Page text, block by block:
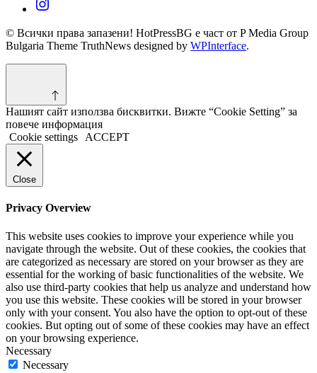
© Всички права запазени! HotPressBG е част от P Media Group
Bulgaria Theme TruthNews designed by WPInterface.
Нашият сайт използва бисквитки. Вижте “Cookie Setting” за
повече информация
Cookie settings
ACCEPT
Close
Privacy Overview
This website uses cookies to improve your experience while you
navigate through the website. Out of these cookies, the cookies that
are categorized as necessary are stored on your browser as they are
essential for the working of basic functionalities of the website. We
also use third-party cookies that help us analyze and understand how
you use this website. These cookies will be stored in your browser
only with your consent. You also have the option to opt-out of these
cookies. But opting out of some of these cookies may have an effect
on your browsing experience.
Necessary
Necessary